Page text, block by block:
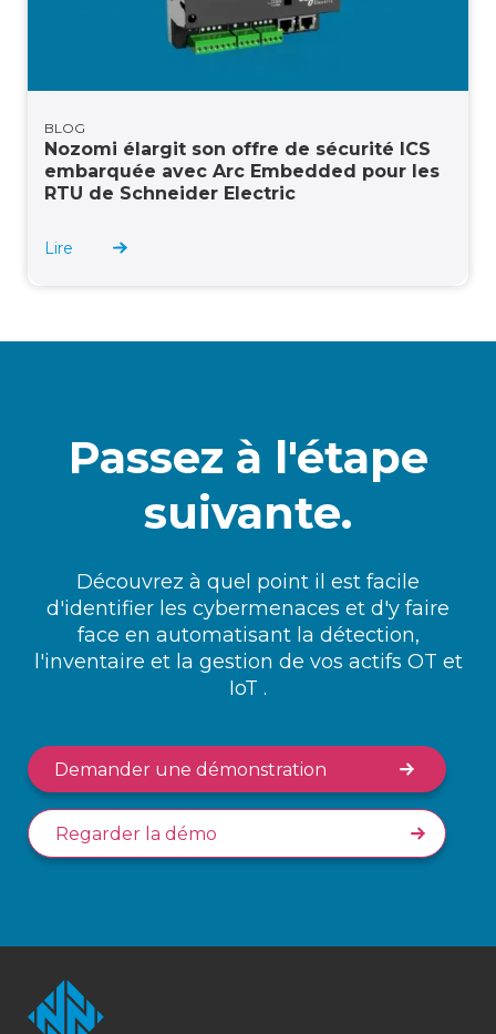
BLOG
Nozomi élargit son offre de sécurité ICS
embarquée avec Arc Embedded pour les
RTU de Schneider Electric
Lire
Passez à l'étape
suivante.
Découvrez à quel point il est facile
d'identifier les cybermenaces et d'y faire
face en automatisant la détection,
l'inventaire et la gestion de vos actifs OT et
IoT .
Demander une démonstration
Regarder la démo